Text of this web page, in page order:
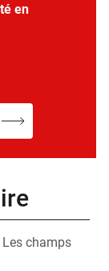
en
Les champs